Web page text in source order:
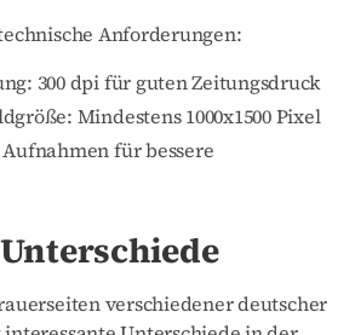
Anforderungen:
300 dpi für guten Zeitungsdruck
Mindestens 1000x1500 Pixel
für bessere
verschiedener deutscher